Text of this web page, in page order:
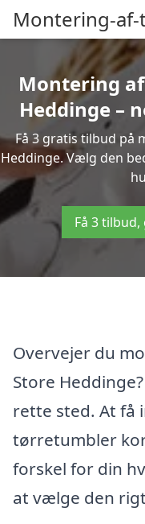
Montering-
Montering
Heddinge –
Få 3 gratis tilbud på
Heddinge. Vælg den
Få 3
Overvejer du
Store
rette sted. At få
tørretumbler
forskel for din
at vælge den